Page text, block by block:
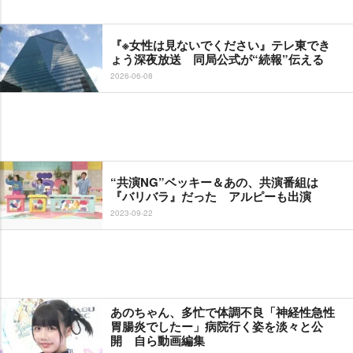
『※女性は見ないでください』テレ東でき
ょう深夜放送 同局公式が“続報”伝える
2026-06-08
“共演NG”ベッキー＆あの、共演番組は
『バリバラ』だった アルピーも出演
2023-09-22
あのちゃん、多忙で体調不良「神経性急性
胃腸炎でしたー」病院行く姿を淡々と公
開 自ら動画編集